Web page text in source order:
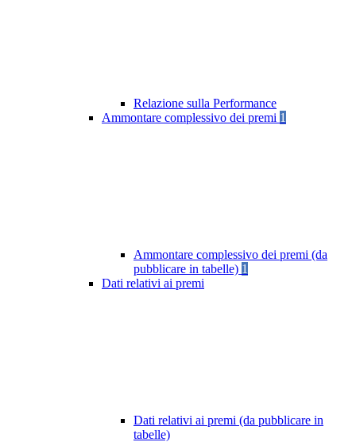
Relazione sulla Performance
Ammontare complessivo dei premi 1
Ammontare complessivo dei premi (da
pubblicare in tabelle) 1
Dati relativi ai premi
Dati relativi ai premi (da pubblicare in
tabelle)